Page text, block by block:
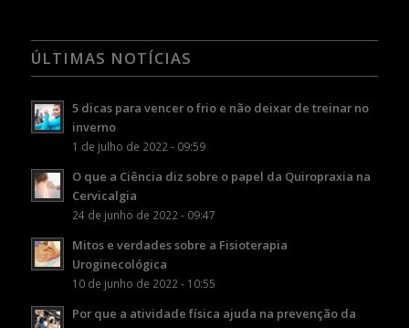
ÚLTIMAS NOTÍCIAS
5 dicas para vencer o frio e não deixar de treinar no
inverno
1 de julho de 2022 - 09:59
O que a Ciência diz sobre o papel da Quiropraxia na
Cervicalgia
24 de junho de 2022 - 09:47
Mitos e verdades sobre a Fisioterapia
Uroginecológica
10 de junho de 2022 - 10:55
Por que a atividade física ajuda na prevenção da